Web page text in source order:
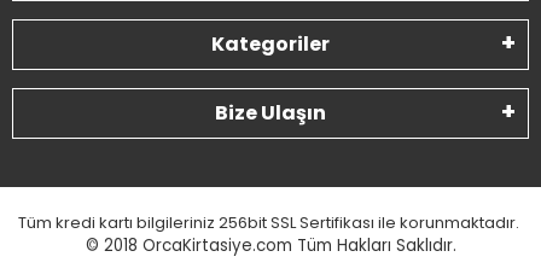
Kategoriler
Bize Ulaşın
Tüm kredi kartı bilgileriniz 256bit SSL Sertifikası ile korunmaktadır.
© 2018 OrcaKirtasiye.com Tüm Hakları Saklıdır.